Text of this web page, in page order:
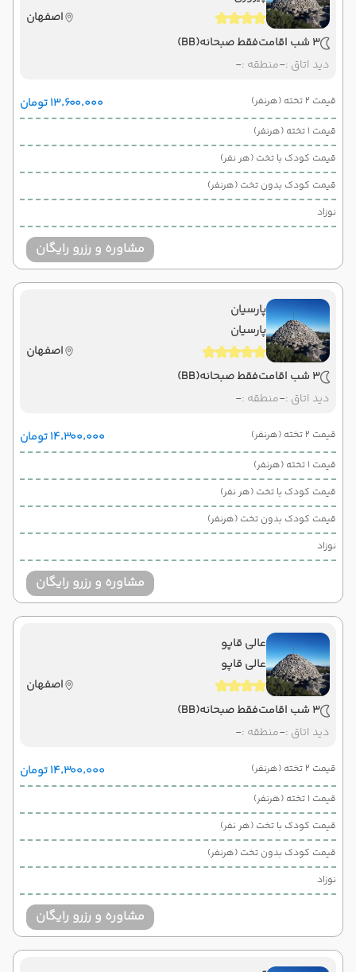
اصفهان
3 شب اقامت
فقط صبحانه(BB)
دید اتاق :-منطقه :-
قیمت 2 تخته (هرنفر) ۱۳٬۶۰۰٬۰۰۰ تومان
قیمت 1 تخته (هرنفر)
قیمت کودک با تخت (هر نفر)
قیمت کودک بدون تخت (هرنفر)
نوزاد
مشاوره و رزرو رایگان
پارسیان
پارسیان
اصفهان
3 شب اقامت
فقط صبحانه(BB)
دید اتاق :-منطقه :-
قیمت 2 تخته (هرنفر) ۱۴٬۳۰۰٬۰۰۰ تومان
قیمت 1 تخته (هرنفر)
قیمت کودک با تخت (هر نفر)
قیمت کودک بدون تخت (هرنفر)
نوزاد
مشاوره و رزرو رایگان
عالی قاپو
عالی قاپو
اصفهان
3 شب اقامت
فقط صبحانه(BB)
دید اتاق :-منطقه :-
قیمت 2 تخته (هرنفر) ۱۴٬۳۰۰٬۰۰۰ تومان
قیمت 1 تخته (هرنفر)
قیمت کودک با تخت (هر نفر)
قیمت کودک بدون تخت (هرنفر)
نوزاد
مشاوره و رزرو رایگان